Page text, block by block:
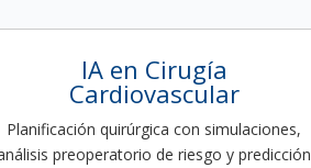
IA en Cirugía
Cardiovascular
Planificación quirúrgica con simulaciones,
preoperatorio de riesgo y predicción